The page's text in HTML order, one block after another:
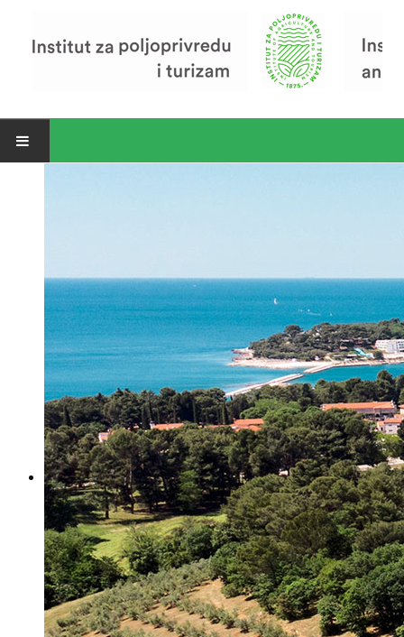
Zavod za poljoprivredu i prehranu
Zavod za ekonomiku i razvoj poljoprivrede
Zavod za turizam
Pokusno poljoprivredno imanje
Zaposlenici
Euraxess
Misija i vizija
Upravno Vijeće
Rad Upravnog vijeća
Znanstveno Vijeće
Rad Znanstvenog vijeća
Etičko povjerenstvo
Etički kodeks
Financiranje
Proračun
Potpore
PROGRAMSKO FINANCIRANJE
Izvještavanje po uredbi